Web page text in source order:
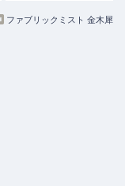
ファブリックミスト 金木犀